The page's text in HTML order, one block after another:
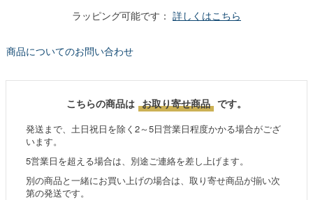
ラッピング可能です： 詳しくはこちら
商品についてのお問い合わせ
こちらの商品は お取り寄せ商品 です。
発送まで、土日祝日を除く2～5日営業日程度かかる場合がござ
います。
5営業日を超える場合は、別途ご連絡を差し上げます。
別の商品と一緒にお買い上げの場合は、取り寄せ商品が揃い次
第の発送です。